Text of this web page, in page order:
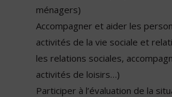
ménagers)
Accompagner et aider les
activités de la vie sociale et
les relations sociales,
activités de loisirs…)
Participer à l’évaluation de la